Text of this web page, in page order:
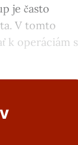
je často
V tomto
k operáciám s